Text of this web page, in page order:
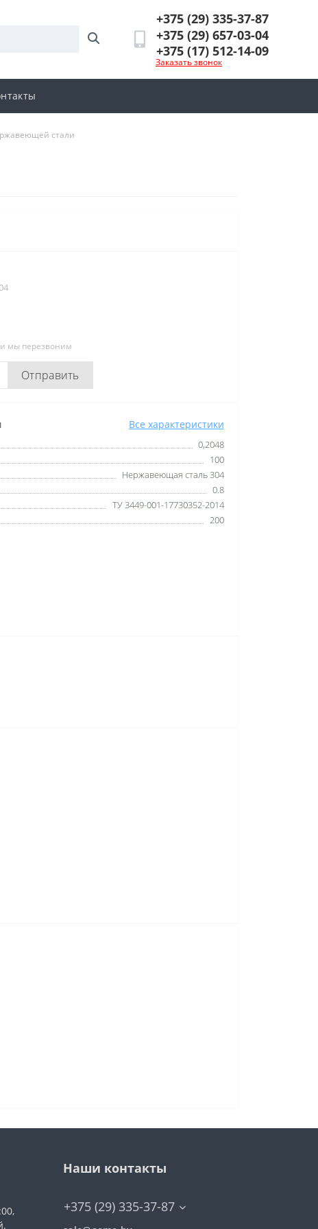
+375 (29) 335-37-87
+375 (29) 657-03-04
+375 (17) 512-14-09
Заказать звонок
стали
мы перезвоним
Отправить
Все характеристики
0,2048
100
Нержавеющая сталь 304
0.8
ТУ 3449-001-17730352-2014
200
Наши контакты
+375 (29) 335-37-87